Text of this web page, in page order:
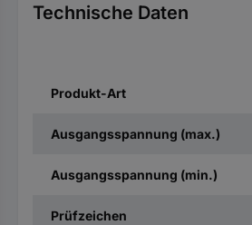
Technische Daten
Produkt-Art
Ausgangsspannung (max.)
Ausgangsspannung (min.)
Prüfzeichen